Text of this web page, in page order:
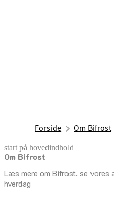
Forside Om Bifrost
start på hovedindhold
Om Bifrost
Læs mere om Bifrost, se vores
hverdag
senest opdateret 22. maj 2026